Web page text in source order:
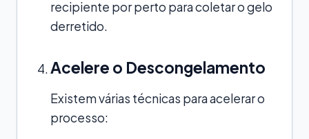
recipiente por perto para coletar o gelo
derretido.
Acelere o Descongelamento
Existem várias técnicas para acelerar o
processo: